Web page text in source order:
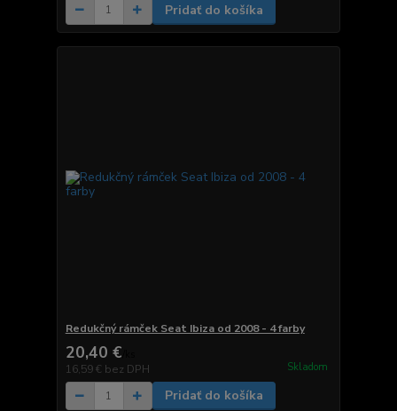
Pridať do košíka
Redukčný rámček Seat Ibiza od 2008 - 4 farby
20,40 €
16,59 € bez DPH Skladom
Pridať do košíka